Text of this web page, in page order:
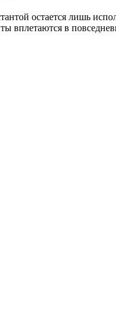
остается лишь
вплетаются в